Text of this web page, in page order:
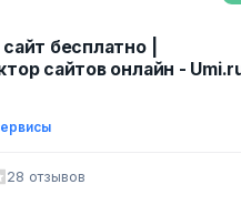
бесплатно |
сайтов онлайн -
28 отзывов